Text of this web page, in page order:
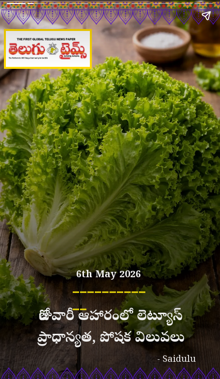
6th May 2026
__________
__
- Saidulu
రోజువారీ ఆహారంలో లెట్యూస్
ప్రాధాన్యత, పోషక విలువలు